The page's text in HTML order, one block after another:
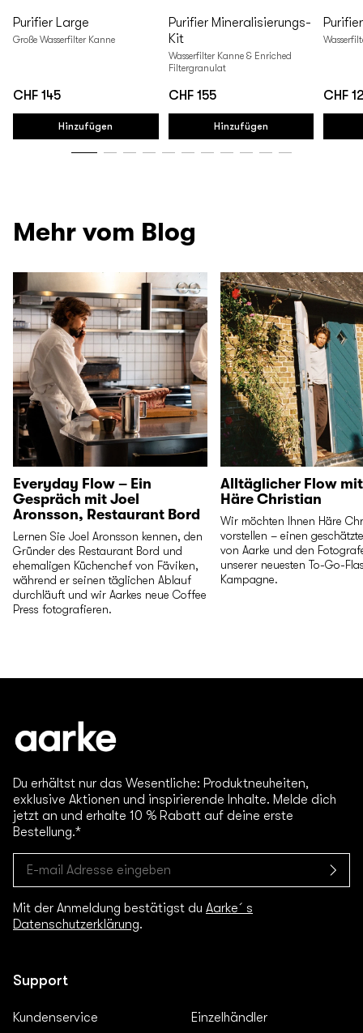
Purifier Large
Große Wasserfilter Kanne
Regulärer
Preis
CHF 145
Hinzufügen
Purifier Mineralisierungs-
Kit
Wasserfilter Kanne & Enriched
Filtergranulat
Regulärer
Preis
CHF 155
Hinzufügen
Purifier
Preis
CHF
Mehr vom Blog
Everyday Flow – Ein
Gespräch mit Joel
Aronsson, Restaurant Bord
Lernen Sie Joel Aronsson kennen, den
Gründer des Restaurant Bord und
ehemaligen Küchenchef von Fäviken,
während er seinen täglichen Ablauf
durchläuft und wir Aarkes neue Coffee
Press fotografieren.
Alltäglicher Flow
Häre Christian
Wir möchten Ihnen Häre
vorstellen – einen
von Aarke und den
unserer neuesten To-Go-
Kampagne.
Du erhältst nur das Wesentliche: Produktneuheiten,
exklusive Aktionen und inspirierende Inhalte. Melde dich
jetzt an und erhalte 10 % Rabatt auf deine erste
Bestellung.*
Mit der Anmeldung bestätigst du Aarke´s
Datenschutzerklärung.
Support
Kundenservice Einzelhändler